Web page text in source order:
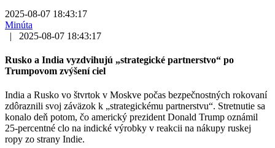
2025-08-07 18:43:17
Minúta
|
2025-08-07 18:43:17
Rusko a India vyzdvihujú „strategické partnerstvo“ po
Trumpovom zvýšení ciel
India a Rusko vo štvrtok v Moskve počas bezpečnostných rokovaní
zdôraznili svoj záväzok k „strategickému partnerstvu“. Stretnutie sa
konalo deň potom, čo americký prezident Donald Trump oznámil
25-percentné clo na indické výrobky v reakcii na nákupy ruskej
ropy zo strany Indie.